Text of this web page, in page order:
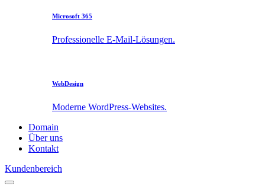
Microsoft 365
Professionelle E-Mail-Lösungen.
WebDesign
Moderne WordPress-Websites.
Domain
Über uns
Kontakt
Kundenbereich